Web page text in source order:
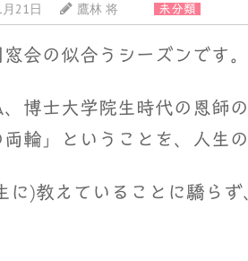
21日 鷹林 将 未分類
会の似合うシーズンです。
博士大学院生時代の恩師
両輪」ということを、人生
)教えていることに驕らず